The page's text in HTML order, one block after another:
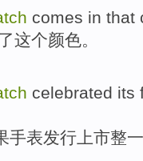
comes in that
这个颜色。
celebrated its
手表发行 上市整